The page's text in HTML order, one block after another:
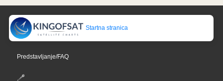
Startna stranica
Predstavljanje/FAQ